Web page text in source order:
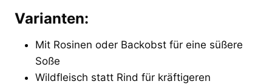
Varianten:
Mit Rosinen oder Backobst für eine süßere
Soße
Wildfleisch statt Rind für kräftigeren